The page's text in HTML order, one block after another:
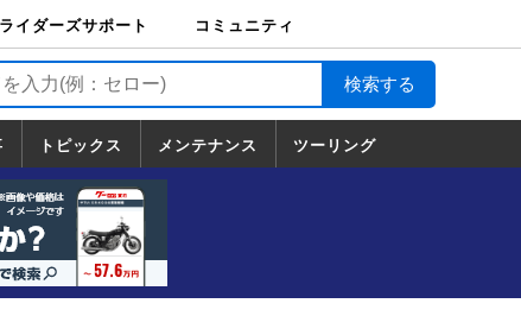
ライダーズサポート
イダーズサポート
イク輸送
イクガレージライ
イク車両保険
ードサービス
イク試乗
コミュニティ
トピックス
トピックス
一覧
ホンダ
ヤマハ
スズキ
カワサキ
ハーレーダ
ビッドソン
BMW
ドゥカティ
トライアン
フ
メンテナンス ツーリング